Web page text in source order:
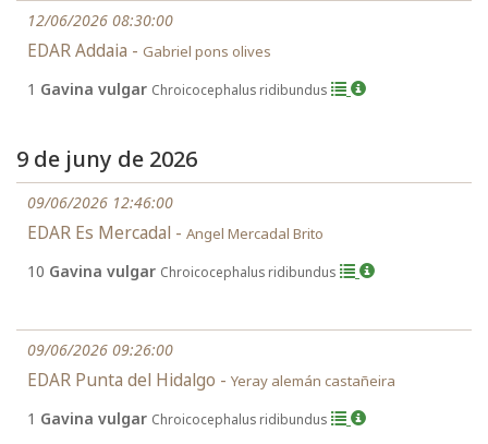
12/06/2026 08:30:00
EDAR Addaia - Gabriel pons olives
1 Gavina vulgar Chroicocephalus ridibundus
9 de juny de 2026
09/06/2026 12:46:00
EDAR Es Mercadal - Angel Mercadal Brito
10 Gavina vulgar Chroicocephalus ridibundus
09/06/2026 09:26:00
EDAR Punta del Hidalgo - Yeray alemán castañeira
1 Gavina vulgar Chroicocephalus ridibundus